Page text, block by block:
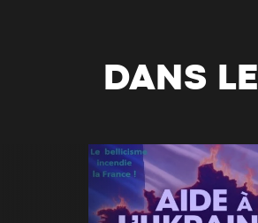
DANS LE